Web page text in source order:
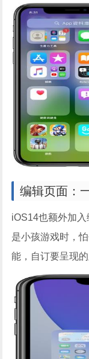
编辑页面：
iOS14也额外加
是小孩游戏时，
能，自订要呈现